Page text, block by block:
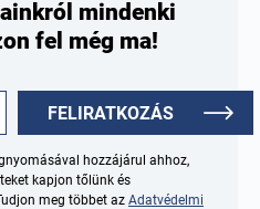
mindenki
fel még ma!
FELIRATKOZÁS
hozzájárul ahhoz,
kapjon tőlünk és
meg többet az Adatvédelmi